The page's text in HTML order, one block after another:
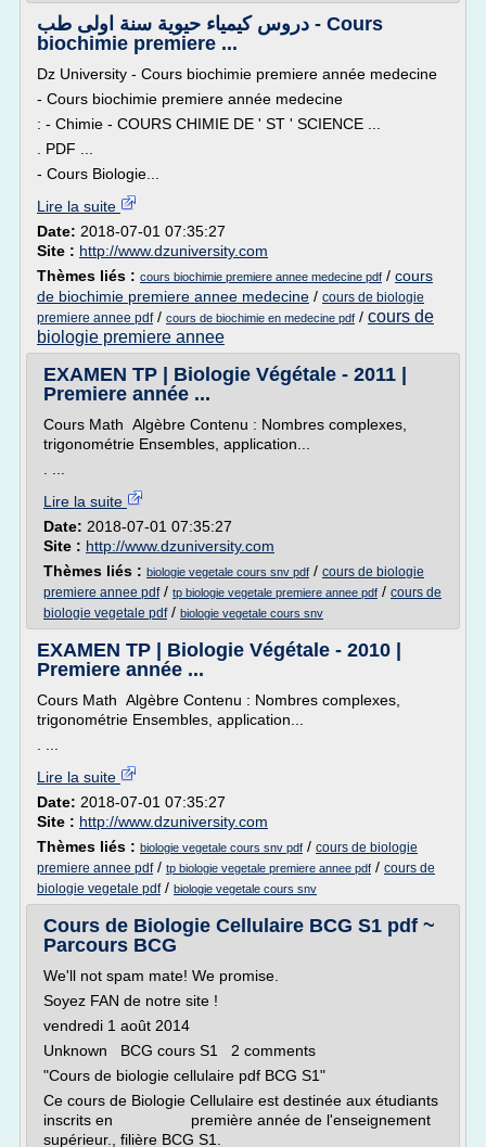
دروس كيمياء حيوية سنة اولى طب - Cours
biochimie premiere ...
Dz University - Cours biochimie premiere année medecine
- Cours biochimie premiere année medecine
: - Chimie - COURS CHIMIE DE ' ST ' SCIENCE ...
. PDF ...
- Cours Biologie...
Lire la suite
Date: 2018-07-01 07:35:27
Site : http://www.dzuniversity.com
Thèmes liés : cours biochimie premiere annee medecine pdf / cours
de biochimie premiere annee medecine / cours de biologie
premiere annee pdf/ cours de biochimie en medecine pdf / cours de
biologie premiere annee
EXAMEN TP | Biologie Végétale - 2011 |
Premiere année ...
Cours Math Algèbre Contenu : Nombres complexes,
trigonométrie Ensembles, application...
Lire la suite
Date: 2018-07-01 07:35:27
Site : http://www.dzuniversity.com
Thèmes liés : biologie vegetale cours snv pdf / cours de biologie
premiere annee pdf/ tp biologie vegetale premiere annee pdf / cours de
biologie vegetale pdf/ biologie vegetale cours snv
EXAMEN TP | Biologie Végétale - 2010 |
Premiere année ...
Cours Math Algèbre Contenu : Nombres complexes,
trigonométrie Ensembles, application...
Lire la suite
Date: 2018-07-01 07:35:27
Site : http://www.dzuniversity.com
Thèmes liés : biologie vegetale cours snv pdf / cours de biologie
premiere annee pdf/ tp biologie vegetale premiere annee pdf / cours de
biologie vegetale pdf/ biologie vegetale cours snv
Cours de Biologie Cellulaire BCG S1 pdf ~
Parcours BCG
We'll not spam mate! We promise.
Soyez FAN de notre site !
vendredi 1 août 2014
Unknown BCG cours S1 2 comments
"Cours de biologie cellulaire pdf BCG S1"
Ce cours de Biologie Cellulaire est destinée aux étudiants
inscrits en première année de l'enseignement
supérieur., filière BCG S1.